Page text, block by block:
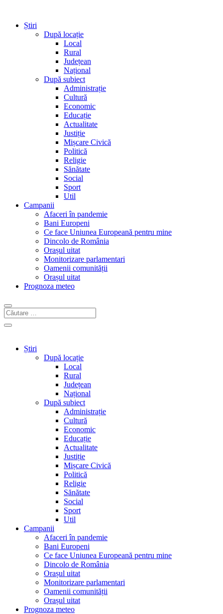
Știri
După locație
Local
Rural
Județean
Național
După subiect
Administrație
Cultură
Economic
Educație
Actualitate
Justiție
Mișcare Civică
Politică
Religie
Sănătate
Social
Sport
Util
Campanii
Afaceri în pandemie
Bani Europeni
Ce face Uniunea Europeană pentru mine
Dincolo de România
Orașul uitat
Monitorizare parlamentari
Oamenii comunității
Orașul uitat
Prognoza meteo
Știri
După locație
Local
Rural
Județean
Național
După subiect
Administrație
Cultură
Economic
Educație
Actualitate
Justiție
Mișcare Civică
Politică
Religie
Sănătate
Social
Sport
Util
Campanii
Afaceri în pandemie
Bani Europeni
Ce face Uniunea Europeană pentru mine
Dincolo de România
Orașul uitat
Monitorizare parlamentari
Oamenii comunității
Orașul uitat
Prognoza meteo